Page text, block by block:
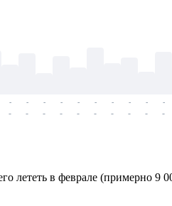
-
-
-
-
-
-
-
-
-
-
-
-
-
-
-
-
-
-
-
-
в феврале (примерно 9